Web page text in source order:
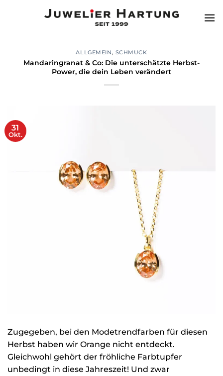
ALLGEMEIN, SCHMUCK
Mandaringranat & Co: Die unterschätzte Herbst-
Power, die dein Leben verändert
31
Okt.
Zugegeben, bei den Modetrendfarben für diesen
Herbst haben wir Orange nicht entdeckt.
Gleichwohl gehört der fröhliche Farbtupfer
unbedingt in diese Jahreszeit! Und zwar